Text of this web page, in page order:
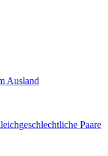
Ausland
Paare